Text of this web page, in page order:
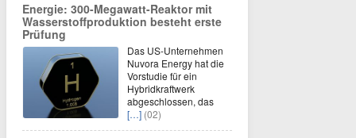
Energie: 300-Megawatt-Reaktor mit
Wasserstoffproduktion besteht erste
Prüfung
Das US-Unternehmen
Nuvora Energy hat die
Vorstudie für ein
Hybridkraftwerk
abgeschlossen, das
[…] (02)